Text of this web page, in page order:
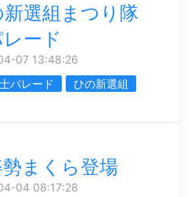
選組まつり隊
ード
07 13:48:26
パレード
ひの新選組
まくら登場
04 08:17:28